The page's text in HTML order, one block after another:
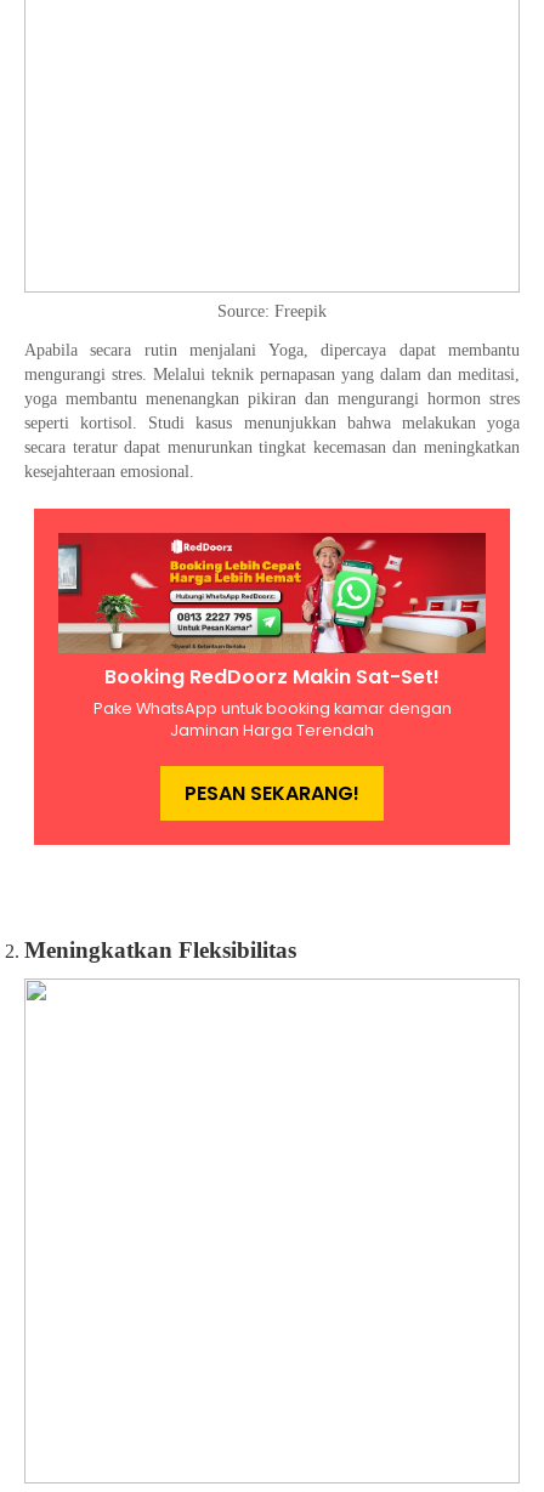
Source: Freepik
Apabila secara rutin menjalani Yoga, dipercaya dapat membantu
mengurangi stres. Melalui teknik pernapasan yang dalam dan meditasi,
yoga membantu menenangkan pikiran dan mengurangi hormon stres
seperti kortisol. Studi kasus menunjukkan bahwa melakukan yoga
secara teratur dapat menurunkan tingkat kecemasan dan meningkatkan
kesejahteraan emosional.
Meningkatkan Fleksibilitas